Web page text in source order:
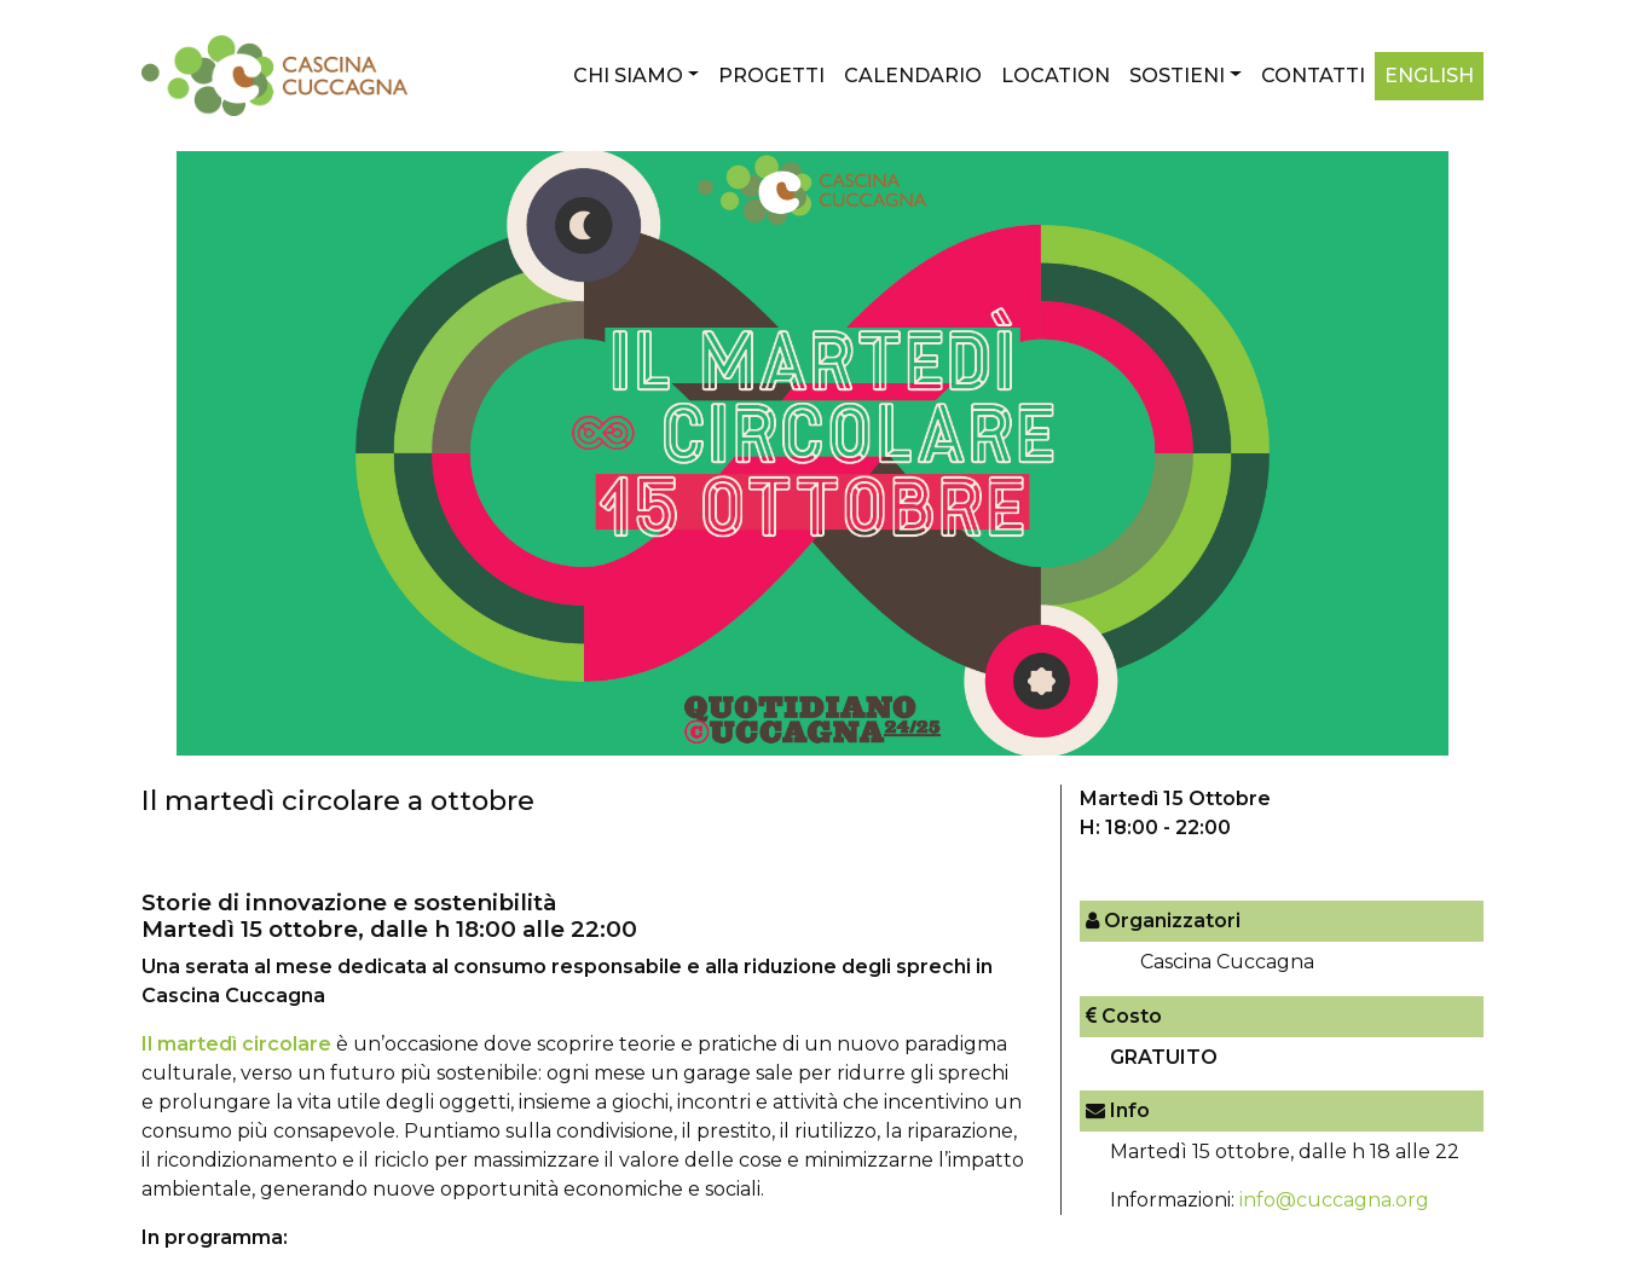
CHI SIAMO PROGETTI CALENDARIO LOCATION SOSTIENI CONTATTI ENGLISH
Il martedì circolare a ottobre
Storie di innovazione e sostenibilità
Martedì 15 ottobre, dalle h 18:00 alle 22:00
Una serata al mese dedicata al consumo responsabile e alla riduzione degli sprechi in
Cascina Cuccagna
Il martedì circolare è un’occasione dove scoprire teorie e pratiche di un nuovo paradigma
culturale, verso un futuro più sostenibile: ogni mese un garage sale per ridurre gli sprechi
e prolungare la vita utile degli oggetti, insieme a giochi, incontri e attività che incentivino un
consumo più consapevole. Puntiamo sulla condivisione, il prestito, il riutilizzo, la riparazione,
il ricondizionamento e il riciclo per massimizzare il valore delle cose e minimizzarne l’impatto
ambientale, generando nuove opportunità economiche e sociali.
In programma:
Martedì 15 Ottobre
H: 18:00 - 22:00
Organizzatori
Cascina Cuccagna
Costo
GRATUITO
Info
Martedì 15 ottobre, dalle h 18 alle 22
Informazioni: info@cuccagna.org